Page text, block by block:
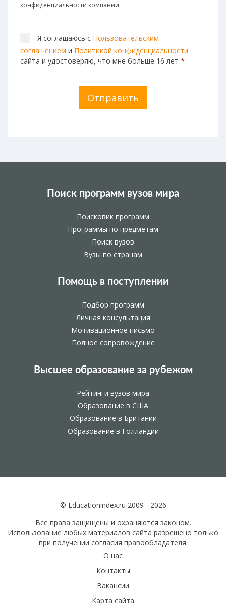
конфиденциальности компании.
Я соглашаюсь с Пользовательским
соглашением и Политикой конфиденциальности
сайта и удостоверяю, что мне больше 16 лет *
Отправить
Поиск программ вузов мира
Поисковик программ
Программы по предметам
Поиск вузов
Вузы по странам
Помощь в поступлении
Подбор программ
Личная консультация
Мотивационное письмо
Полное сопровождение
Высшее образование за рубежом
Рейтинги вузов мира
Образование в США
Образование в Британии
Образование в Голландии
© Educationindex.ru 2009 - 2026
Все права защищены и охраняются законом.
Использование любых материалов сайта разрешено только
при получении согласия правообладателя.
О нас
Контакты
Вакансии
Карта сайта